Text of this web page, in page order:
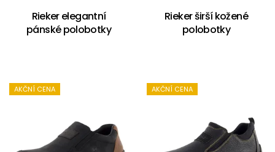
Rieker elegantní
pánské polobotky
Rieker širší kožené
polobotky
AKČNÍ CENA AKČNÍ CENA